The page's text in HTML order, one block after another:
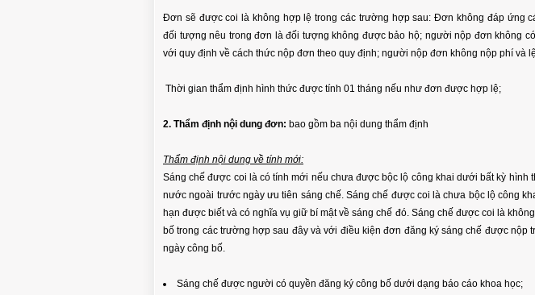
Đơn sẽ được coi là không hợp lệ trong các trường hợp sau: Đơn không đáp ứng
đối tượng nêu trong đơn là đối tượng không được bảo hộ; người nộp đơn không
với quy định về cách thức nộp đơn theo quy định; người nộp đơn không nộp phí và
Thời gian thẩm định hình thức được tính 01 tháng nếu như đơn được hợp lệ;
2. Thẩm định nội dung đơn: bao gồm ba nội dung thẩm định
Thẩm định nội dung về tính mới:
Sáng chế được coi là có tính mới nếu chưa được bộc lộ công khai dưới bất kỳ hình
nước ngoài trước ngày ưu tiên sáng chế. Sáng chế được coi là chưa bộc lộ công
hạn được biết và có nghĩa vụ giữ bí mật về sáng chế đó. Sáng chế được coi là
bố trong các trường hợp sau đây và với điều kiện đơn đăng ký sáng chế được nộp
ngày công bố.
Sáng chế được người có quyền đăng ký công bố dưới dạng báo cáo khoa học;
TUỆ
TUỆ